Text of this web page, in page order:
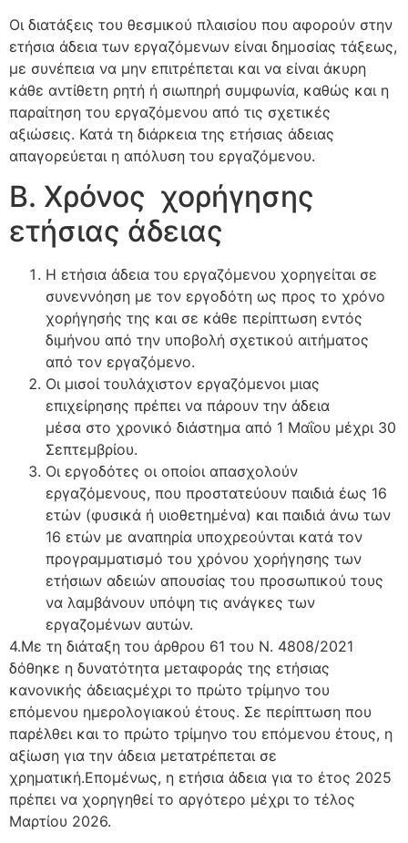
Οι διατάξεις του θεσμικού πλαισίου που αφορούν στην
ετήσια άδεια των εργαζόμενων είναι δημοσίας τάξεως,
με συνέπεια να μην επιτρέπεται και να είναι άκυρη
κάθε αντίθετη ρητή ή σιωπηρή συμφωνία, καθώς και η
παραίτηση του εργαζόμενου από τις σχετικές
αξιώσεις. Κατά τη διάρκεια της ετήσιας άδειας
απαγορεύεται η απόλυση του εργαζόμενου.
Β. Χρόνος χορήγησης
ετήσιας άδειας
Η ετήσια άδεια του εργαζόμενου χορηγείται σε
συνεννόηση με τον εργοδότη ως προς το χρόνο
χορήγησής της και σε κάθε περίπτωση εντός
διμήνου από την υποβολή σχετικού αιτήματος
από τον εργαζόμενο.
Οι μισοί τουλάχιστον εργαζόμενοι μιας
επιχείρησης πρέπει να πάρουν την άδεια
μέσα στο χρονικό διάστημα από 1 Μαΐου μέχρι 30
Σεπτεμβρίου.
Οι εργοδότες οι οποίοι απασχολούν
εργαζόμενους, που προστατεύουν παιδιά έως 16
ετών (φυσικά ή υιοθετημένα) και παιδιά άνω των
16 ετών με αναπηρία υποχρεούνται κατά τον
προγραμματισμό του χρόνου χορήγησης των
ετήσιων αδειών απουσίας του προσωπικού τους
να λαμβάνουν υπόψη τις ανάγκες των
εργαζομένων αυτών.
4.Με τη διάταξη του άρθρου 61 του Ν. 4808/2021
δόθηκε η δυνατότητα μεταφοράς της ετήσιας
κανονικής άδειαςμέχρι το πρώτο τρίμηνο του
επόμενου ημερολογιακού έτους. Σε περίπτωση που
παρέλθει και το πρώτο τρίμηνο του επόμενου έτους, η
αξίωση για την άδεια μετατρέπεται σε
χρηματική.Επομένως, η ετήσια άδεια για το έτος 2025
πρέπει να χορηγηθεί το αργότερο μέχρι το τέλος
Μαρτίου 2026.